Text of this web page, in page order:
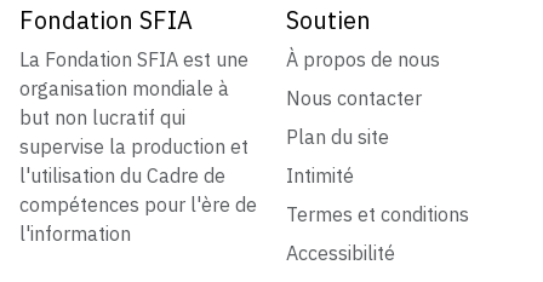
Fondation SFIA
La Fondation SFIA est une
organisation mondiale à
but non lucratif qui
supervise la production et
l'utilisation du Cadre de
compétences pour l'ère de
l'information
Soutien
À propos de nous
Nous contacter
Plan du site
Intimité
Termes et conditions
Accessibilité